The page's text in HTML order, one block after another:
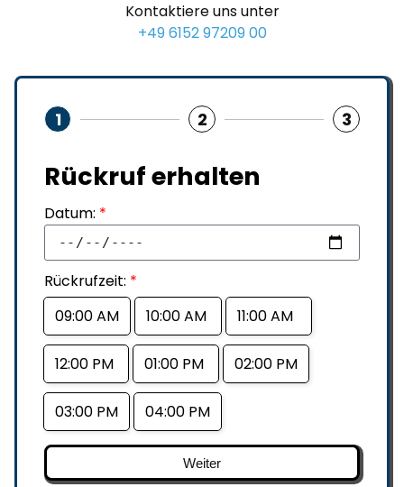
Kontaktiere uns unter
+49 6152 97209 00
1 2 3
Rückruf erhalten
Datum: *
Rückrufzeit: *
09:00 AM
10:00 AM 11:00 AM
12:00 PM 01:00 PM 02:00 PM
03:00 PM 04:00 PM
Weiter